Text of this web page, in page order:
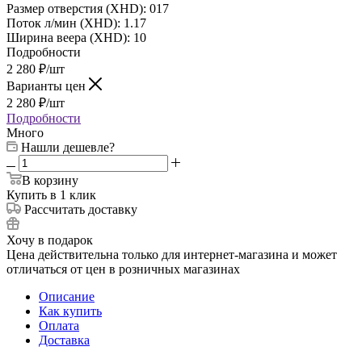
Размер отверстия (XHD): 017
Поток л/мин (XHD): 1.17
Ширина веера (XHD): 10
Подробности
2 280 ₽/шт
Варианты цен
2 280 ₽/шт
Подробности
Много
Нашли дешевле?
В корзину
Купить в 1 клик
Рассчитать доставку
Хочу в подарок
Цена действительна только для интернет-магазина и может
отличаться от цен в розничных магазинах
Описание
Как купить
Оплата
Доставка